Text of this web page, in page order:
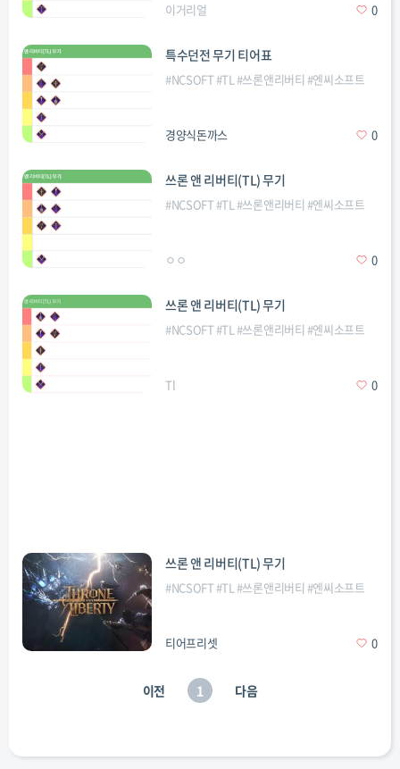
이거리얼 0
특수던전 무기 티어표
#NCSOFT#TL #쓰론앤리버티 #엔씨소프트
경양식돈까스 0
쓰론 앤 리버티(TL) 무기
#NCSOFT#TL #쓰론앤리버티 #엔씨소프트
ㅇㅇ 0
쓰론 앤 리버티(TL) 무기
#NCSOFT#TL #쓰론앤리버티 #엔씨소프트
Tl 0
쓰론 앤 리버티(TL) 무기
#NCSOFT#TL #쓰론앤리버티 #엔씨소프트
티어프리셋 0
이전 1 다음